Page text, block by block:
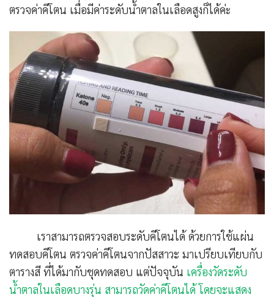
ตรวจค่าคีโตน เมื่อมีค่าระดับน้ำตาลในเลือดสูงก็ได้ค่ะ
เราสามารถตรวจสอบระดับคีโตนได้ ด้วยการใช้แผ่น
ทดสอบคีโตน ตรวจค่าคีโตนจากปัสสาวะ มาเปรียบเทียบกับ
ตารางสี ที่ได้มากับชุดทดสอบ แต่ปัจจุบัน เครื่องวัดระดับ
น้ำตาลในเลือดบางรุ่น สามารถวัดค่าคีโตนได้ โดยจะแสดง